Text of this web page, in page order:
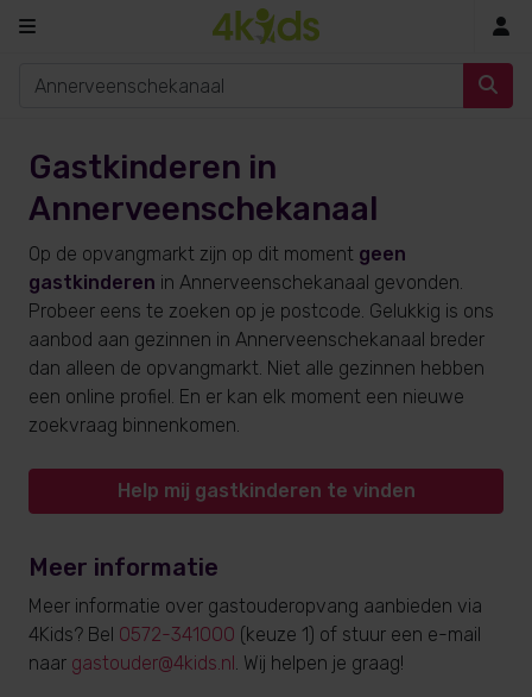
Gastkinderen in
Annerveenschekanaal
Op de opvangmarkt zijn op dit moment geen
gastkinderen in Annerveenschekanaal gevonden.
Probeer eens te zoeken op je postcode. Gelukkig is ons
aanbod aan gezinnen in Annerveenschekanaal breder
dan alleen de opvangmarkt. Niet alle gezinnen hebben
een online profiel. En er kan elk moment een nieuwe
zoekvraag binnenkomen.
Help mij gastkinderen te vinden
Meer informatie
Meer informatie over gastouderopvang aanbieden via
4Kids? Bel 0572-341000 (keuze 1) of stuur een e-mail
naar gastouder@4kids.nl. Wij helpen je graag!